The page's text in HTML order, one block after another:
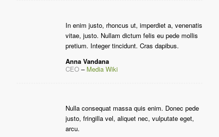
In enim justo, rhoncus ut, imperdiet a, venenatis
vitae, justo. Nullam dictum felis eu pede mollis
pretium. Integer tincidunt. Cras dapibus.
Anna Vandana
CEO– Media Wiki
Nulla consequat massa quis enim. Donec pede
justo, fringilla vel, aliquet nec, vulputate eget,
arcu.